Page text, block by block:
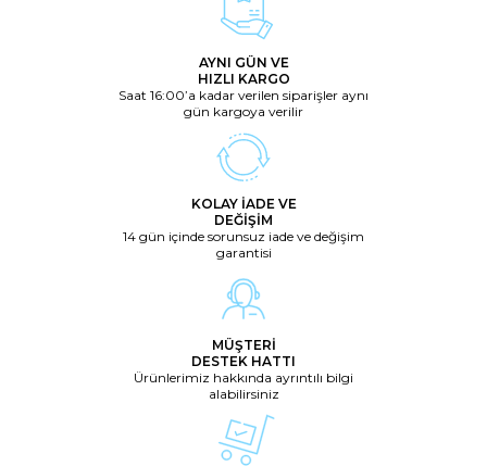
AYNI GÜN VE
HIZLI KARGO
Saat 16:00’a kadar verilen siparişler aynı
gün kargoya verilir
KOLAY İADE VE
DEĞİŞİM
14 gün içinde sorunsuz iade ve değişim
garantisi
MÜŞTERİ
DESTEK HATTI
Ürünlerimiz hakkında ayrıntılı bilgi
alabilirsiniz